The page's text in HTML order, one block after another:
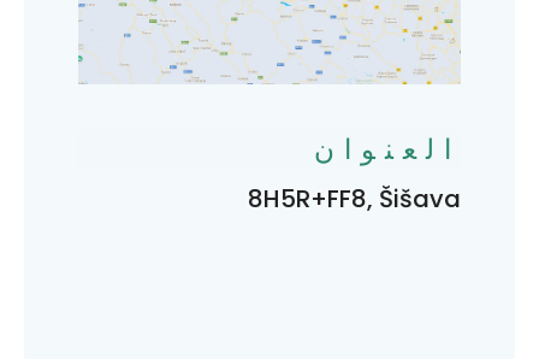
العنوان
8H5R+FF8, Šišava